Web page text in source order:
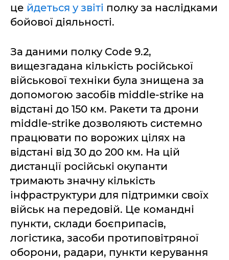
це йдеться у звіті полку за наслідками
бойової діяльності.
За даними полку Code 9.2,
вищезгадана кількість російської
військової техніки була знищена за
допомогою засобів middle-strike на
відстані до 150 км. Ракети та дрони
middle-strike дозволяють системно
працювати по ворожих цілях на
відстані від 30 до 200 км. На цій
дистанції російські окупанти
тримають значну кількість
інфраструктури для підтримки своїх
військ на передовій. Це командні
пункти, склади боєприпасів,
логістика, засоби протиповітряної
оборони, радари, пункти керування